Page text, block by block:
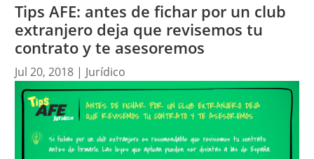
Tips AFE: antes de fichar por un club
extranjero deja que revisemos tu
contrato y te asesoremos
Jul 20, 2018| Jurídico